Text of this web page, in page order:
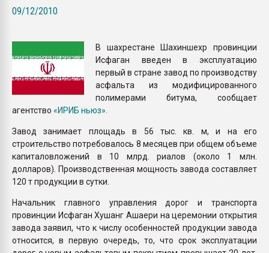
09/12/2010
В шахрестане Шахиншехр провинции
Исфаган введен в эксплуатацию
первый в стране завод по производству
асфальта из модифицированного
полимерами битума, сообщает
агентство «ИРИБ ньюз».
Завод занимает площадь в 56 тыс. кв. м, и на его
строительство потребовалось 8 месяцев при общем объеме
капиталовложений в 10 млрд. риалов (около 1 млн.
долларов). Производственная мощность завода составляет
120 т продукции в сутки.
Начальник главного управления дорог и транспорта
провинции Исфаган Хушанг Ашаери на церемонии открытия
завода заявил, что к числу особенностей продукции завода
относится, в первую очередь, то, что срок эксплуатации